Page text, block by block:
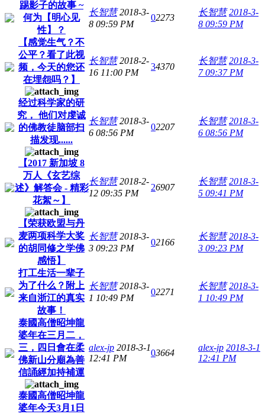
踢影子的故事 ~
何为【明心见
性】？
长智慧 2018-3-
8 09:59 PM
02273
长智慧 2018-3-
8 09:59 PM
【感觉生气？不
公平？看了此视
频，今天的您还
在埋怨吗？】
长智慧 2018-2-
16 11:00 PM
34370
长智慧 2018-3-
7 09:37 PM
经过科学家的研
究， 他们对虔诚
的佛教徒脑部扫
描发现......
长智慧 2018-3-
6 08:56 PM
02207
长智慧 2018-3-
6 08:56 PM
【2017 新加坡 8
万人《玄艺综
述》解答会 - 精彩
花絮～】
长智慧 2018-2-
12 09:35 PM
26907
长智慧 2018-3-
5 09:41 PM
【荣获欧盟与丹
麦两项科学大奖
的胡同修之学佛
感悟】
长智慧 2018-3-
3 09:23 PM
02166
长智慧 2018-3-
3 09:23 PM
打工生活一辈子
为了什么？附上
来自浙江的真实
故事！
长智慧 2018-3-
1 10:49 PM
02271
长智慧 2018-3-
1 10:49 PM
泰國高僧昭坤龍
婆年在三月二，
三，四日會在柔
佛新山分廟為善
信誦經加持補運
alex-jp 2018-3-1
12:41 PM
03664
alex-jp 2018-3-1
12:41 PM
泰國高僧昭坤龍
婆年今天3月1日